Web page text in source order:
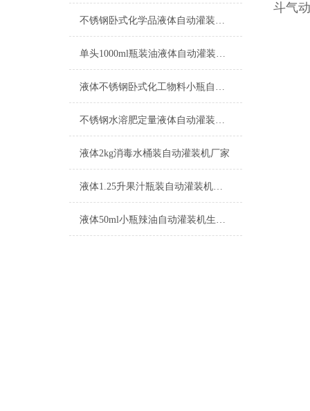
不锈钢卧式化学品液体自动灌装机操作简单
单头1000ml瓶装油液体自动灌装机参数
液体不锈钢卧式化工物料小瓶自动灌装机参数
不锈钢水溶肥定量液体自动灌装机生产厂家
液体2kg消毒水桶装自动灌装机厂家
液体1.25升果汁瓶装自动灌装机功能介绍
液体50ml小瓶辣油自动灌装机生产厂家
斗气